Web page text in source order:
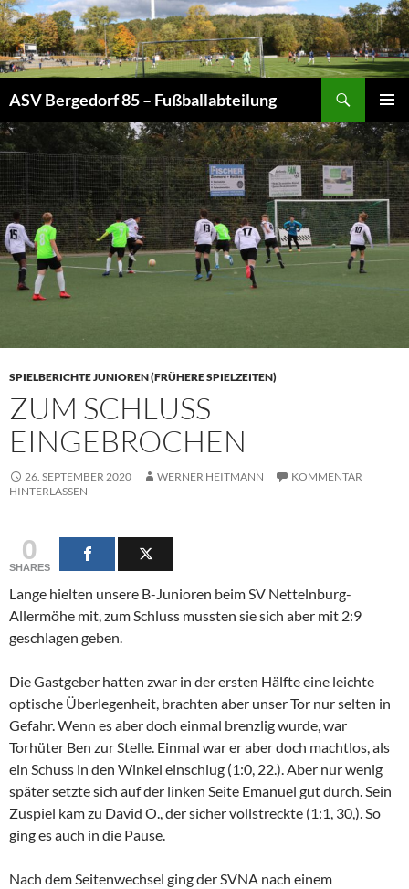
Zum
Inhalt
springen
ASV Bergedorf 85 – Fußballabteilung
MENÜ
SPIELBERICHTE JUNIOREN (FRÜHERE SPIELZEITEN)
ZUM SCHLUSS
EINGEBROCHEN
26. SEPTEMBER 2020 WERNER HEITMANN
KOMMENTAR
HINTERLASSEN
0
SHARES
Lange hielten unsere B-Junioren beim SV Nettelnburg-
Allermöhe mit, zum Schluss mussten sie sich aber mit 2:9
geschlagen geben.
Die Gastgeber hatten zwar in der ersten Hälfte eine leichte
optische Überlegenheit, brachten aber unser Tor nur selten in
Gefahr. Wenn es aber doch einmal brenzlig wurde, war
Torhüter Ben zur Stelle. Einmal war er aber doch machtlos, als
ein Schuss in den Winkel einschlug (1:0, 22.). Aber nur wenig
später setzte sich auf der linken Seite Emanuel gut durch. Sein
Zuspiel kam zu David O., der sicher vollstreckte (1:1, 30,). So
ging es auch in die Pause.
Nach dem Seitenwechsel ging der SVNA nach einem